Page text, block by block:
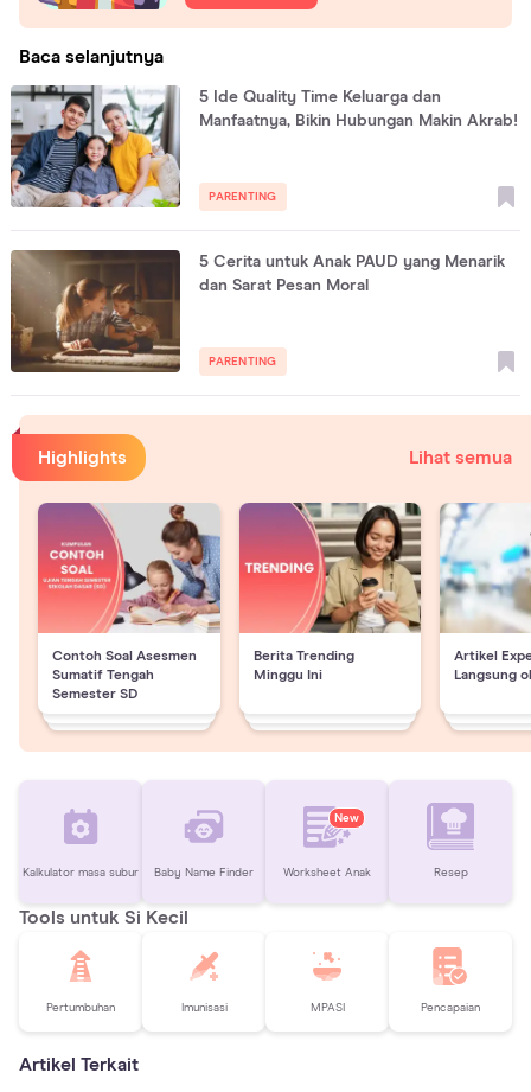
Baca selanjutnya
5 Ide Quality Time Keluarga dan
Manfaatnya, Bikin Hubungan Makin Akrab!
PARENTING
5 Cerita untuk Anak PAUD yang Menarik
dan Sarat Pesan Moral
PARENTING
Highlights Lihat semua
Contoh Soal Asesmen
Sumatif Tengah
Semester SD
Berita Trending
Minggu Ini
Artikel
Langsung
Kalkulator masa subur Baby Name Finder
New
Worksheet Anak Resep
Tools untuk Si Kecil
Pertumbuhan Imunisasi MPASI Pencapaian
Artikel Terkait